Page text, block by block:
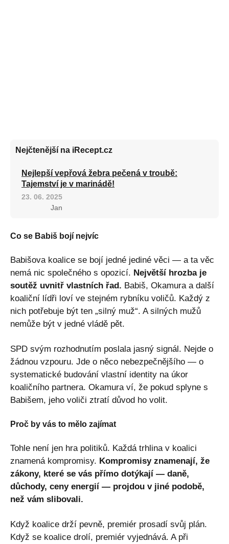
Nejčtenější na iRecept.cz
Nejlepší vepřová žebra pečená v troubě:
Tajemství je v marinádě!
23. 06. 2025
Jan
Co se Babiš bojí nejvíc
Babišova koalice se bojí jedné jediné věci — a ta věc
nemá nic společného s opozicí. Největší hrozba je
soutěž uvnitř vlastních řad. Babiš, Okamura a další
koaliční lídři loví ve stejném rybníku voličů. Každý z
nich potřebuje být ten „silný muž“. A silných mužů
nemůže být v jedné vládě pět.
SPD svým rozhodnutím poslala jasný signál. Nejde o
žádnou vzpouru. Jde o něco nebezpečnějšího — o
systematické budování vlastní identity na úkor
koaličního partnera. Okamura ví, že pokud splyne s
Babišem, jeho voliči ztratí důvod ho volit.
Proč by vás to mělo zajímat
Tohle není jen hra politiků. Každá trhlina v koalici
znamená kompromisy. Kompromisy znamenají, že
zákony, které se vás přímo dotýkají — daně,
důchody, ceny energií — projdou v jiné podobě,
než vám slibovali.
Když koalice drží pevně, premiér prosadí svůj plán.
Když se koalice drolí, premiér vyjednává. A při